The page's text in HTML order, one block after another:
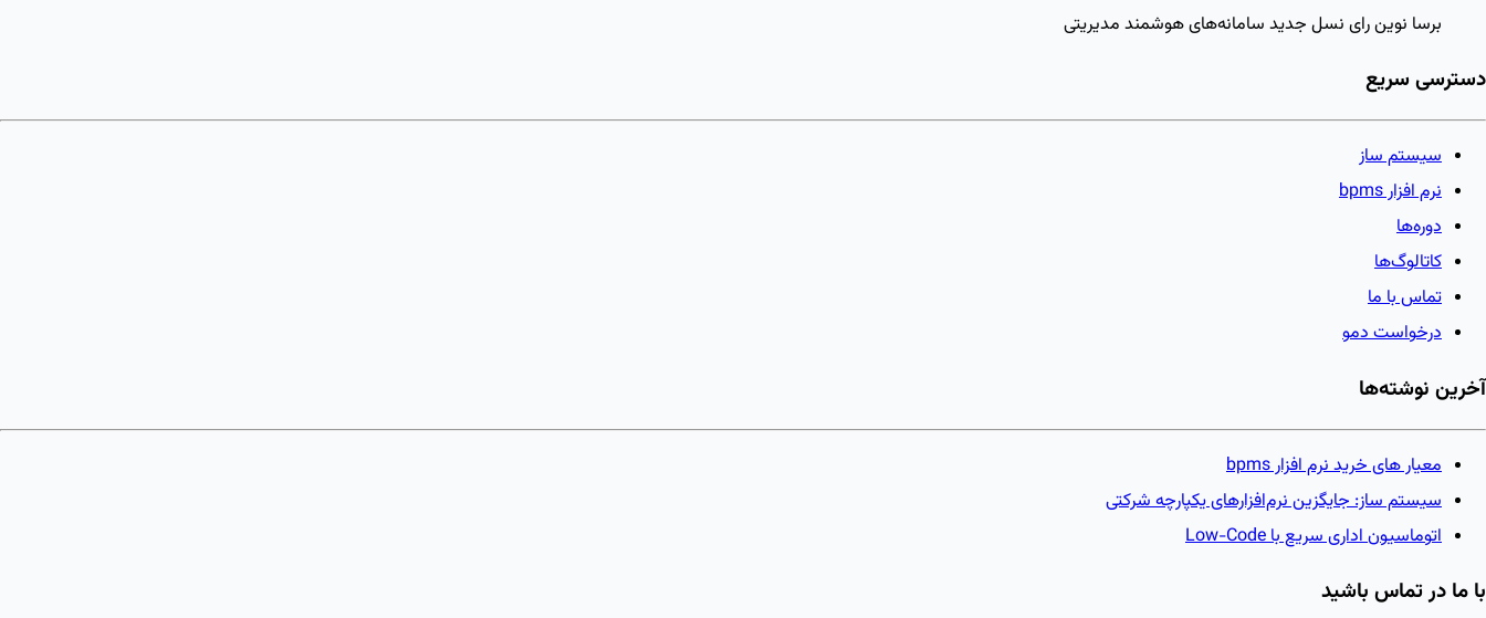
برسا نوین رای نسل جدید سامانه‌های هوشمند مدیریتی
دسترسی سریع
سیستم ساز
نرم افزار bpms
دوره‌ها
کاتالوگ‌ها
تماس با ما
درخواست دمو
آخرین نوشته‌ها
معیار های خرید نرم افزار bpms
سیستم ساز: جایگزین نرم‌افزارهای یکپارچه شرکتی
اتوماسیون اداری سریع با Low-Code
با ما در تماس باشید